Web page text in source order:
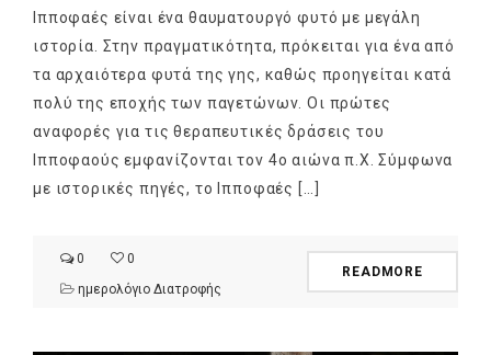
Ιπποφαές είναι ένα θαυματουργό φυτό με μεγάλη
ιστορία. Στην πραγματικότητα, πρόκειται για ένα από
τα αρχαιότερα φυτά της γης, καθώς προηγείται κατά
πολύ της εποχής των παγετώνων. Οι πρώτες
αναφορές για τις θεραπευτικές δράσεις του
Ιπποφαούς εμφανίζονται τον 4ο αιώνα π.Χ. Σύμφωνα
με ιστορικές πηγές, το Ιπποφαές […]
0
0
ημερολόγιο Διατροφής
READMORE